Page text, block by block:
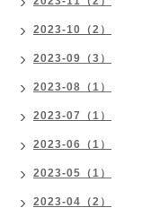
2023-10（2）
2023-09（3）
2023-08（1）
2023-07（1）
2023-06（1）
2023-05（1）
2023-04（2）